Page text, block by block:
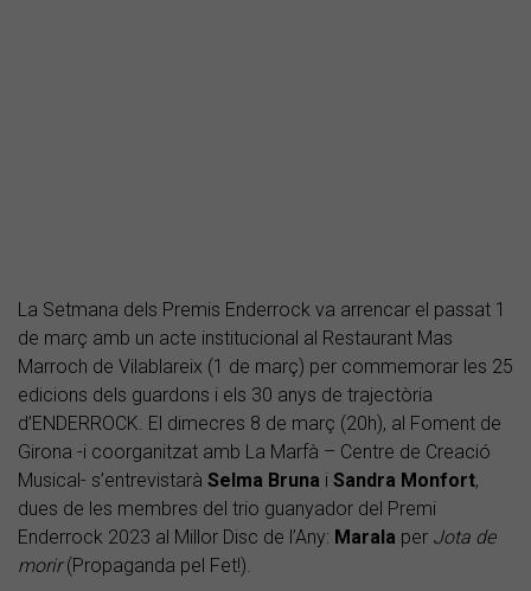
La Setmana dels Premis Enderrock va arrencar el passat 1
de març amb un acte institucional al Restaurant Mas
Marroch de Vilablareix (1 de març) per commemorar les 25
edicions dels guardons i els 30 anys de trajectòria
d’ENDERROCK. El dimecres 8 de març (20h), al Foment de
Girona -i coorganitzat amb La Marfà – Centre de Creació
Musical- s’entrevistarà Selma Bruna i Sandra Monfort,
dues de les membres del trio guanyador del Premi
Enderrock 2023 al Millor Disc de l’Any: Marala per Jota de
morir(Propaganda pel Fet!).